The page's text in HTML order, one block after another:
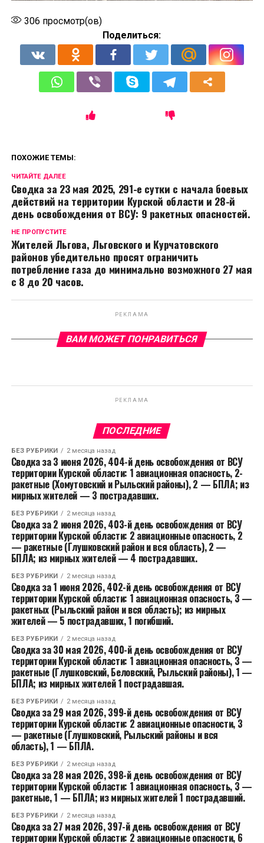
306 просмотр(ов)
Поделиться:
ПОХОЖИЕ ТЕМЫ:
ЧИТАЙТЕ ДАЛЕЕ
Сводка за 23 мая 2025, 291-е сутки с начала боевых
действий на территории Курской области и 28-й
день освобождения от ВСУ: 9 ракетных опасностей.
НЕ ПРОПУСТИТЕ
Жителей Льгова, Льговского и Курчатовского
районов убедительно просят ограничить
потребление газа до минимально возможного 27 мая
с 8 до 20 часов.
РЕКЛАМА
ВАМ МОЖЕТ ПОНРАВИТЬСЯ
РЕКЛАМА
ПОСЛЕДНИЕ
БЕЗ РУБРИКИ 2 месяца назад
Сводка за 3 июня 2026, 404-й день освобождения от ВСУ
территории Курской области: 1 авиационная опасность, 2-
ракетные (Хомутовский и Рыльский районы), 2 — БПЛА; из
мирных жителей — 3 пострадавших.
БЕЗ РУБРИКИ 2 месяца назад
Сводка за 2 июня 2026, 403-й день освобождения от ВСУ
территории Курской области: 2 авиационные опасность, 2
— ракетные (Глушковский район и вся область), 2 —
БПЛА; из мирных жителей — 4 пострадавших.
БЕЗ РУБРИКИ 2 месяца назад
Сводка за 1 июня 2026, 402-й день освобождения от ВСУ
территории Курской области: 1 авиационная опасность, 3 —
ракетных (Рыльский район и вся область); из мирных
жителей — 5 пострадавших, 1 погибший.
БЕЗ РУБРИКИ 2 месяца назад
Сводка за 30 мая 2026, 400-й день освобождения от ВСУ
территории Курской области: 1 авиационная опасность, 3 —
ракетные (Глушковский, Беловский, Рыльский районы), 1 —
БПЛА; из мирных жителей 1 пострадавшая.
БЕЗ РУБРИКИ 2 месяца назад
Сводка за 29 мая 2026, 399-й день освобождения от ВСУ
территории Курской области: 2 авиационные опасности, 3
— ракетные (Глушковский, Рыльский районы и вся
область), 1 — БПЛА.
БЕЗ РУБРИКИ 2 месяца назад
Сводка за 28 мая 2026, 398-й день освобождения от ВСУ
территории Курской области: 1 авиационная опасность, 3 —
ракетные, 1 — БПЛА; из мирных жителей 1 пострадавший.
БЕЗ РУБРИКИ 2 месяца назад
Сводка за 27 мая 2026, 397-й день освобождения от ВСУ
территории Курской области: 2 авиационные опасности, 6